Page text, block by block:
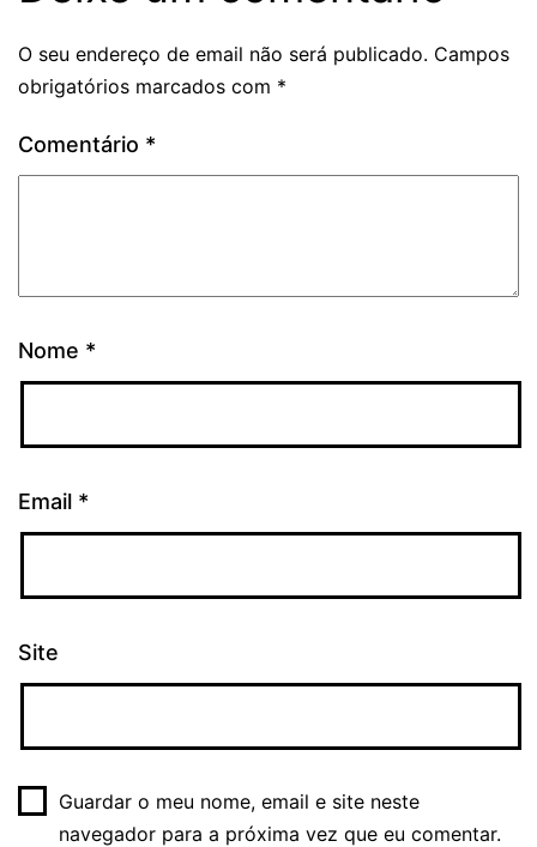
O seu endereço de email não será publicado. Campos
obrigatórios marcados com *
Comentário *
Nome *
Email *
Site
Guardar o meu nome, email e site neste
navegador para a próxima vez que eu comentar.